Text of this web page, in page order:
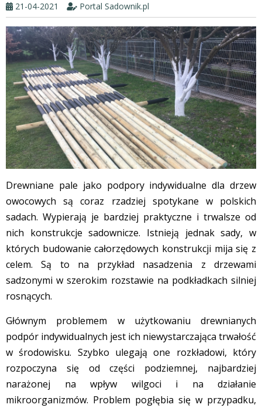
21-04-2021 Portal Sadownik.pl
Drewniane pale jako podpory indywidualne dla drzew
owocowych są coraz rzadziej spotykane w polskich
sadach. Wypierają je bardziej praktyczne i trwalsze od
nich konstrukcje sadownicze. Istnieją jednak sady, w
których budowanie całorzędowych konstrukcji mija się z
celem. Są to na przykład nasadzenia z drzewami
sadzonymi w szerokim rozstawie na podkładkach silniej
rosnących.
Głównym problemem w użytkowaniu drewnianych
podpór indywidualnych jest ich niewystarczająca trwałość
w środowisku. Szybko ulegają one rozkładowi, który
rozpoczyna się od części podziemnej, najbardziej
narażonej na wpływ wilgoci i na działanie
mikroorganizmów. Problem pogłębia się w przypadku,